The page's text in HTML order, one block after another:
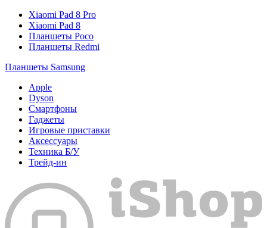
Xiaomi Pad 8 Pro
Xiaomi Pad 8
Планшеты Poco
Планшеты Redmi
Планшеты Samsung
Apple
Dyson
Смартфоны
Гаджеты
Игровые приставки
Аксессуары
Техника Б/У
Трейд-ин